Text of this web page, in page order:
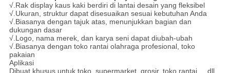
√.Rak display kaus kaki berdiri di lantai desain yang fleksibel
√.Ukuran, struktur dapat disesuaikan sesuai kebutuhan Anda
√.Biasanya dengan tajuk atas, menunjukkan bagian dan
dukungan dasar
√.Logo, nama merek, dan karya seni dapat diubah-ubah
√.Biasanya dengan toko rantai olahraga profesional, toko
pakaian
Aplikasi
Dibuat khusus untuk toko, supermarket, grosir, toko rantai ... dll.